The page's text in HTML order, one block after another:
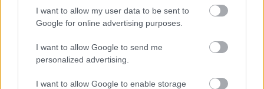
I want to allow my user data to be sent to
Google for online advertising purposes.
I want to allow Google to send me
personalized advertising.
I want to allow Google to enable storage
Másfélszeresére bővítik
Hódmezővásárhely jó hírű református